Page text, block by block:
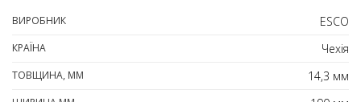
ВИРОБНИК ESCO
КРАЇНА Чехія
ТОВЩИНА, ММ 14,3 мм